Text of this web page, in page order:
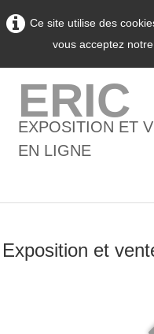
Ce site utilise des
vous acceptez
ERIC
EXPOSITION ET
EN LIGNE
0
Exposition et